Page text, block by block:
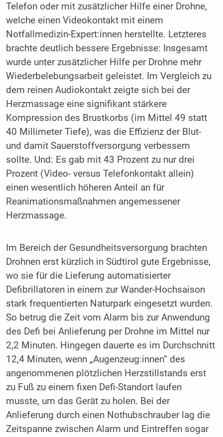
Telefon oder mit zusätzlicher Hilfe einer Drohne,
welche einen Videokontakt mit einem
Notfallmedizin-Expert:innen herstellte. Letzteres
brachte deutlich bessere Ergebnisse: Insgesamt
wurde unter zusätzlicher Hilfe per Drohne mehr
Wiederbelebungsarbeit geleistet. Im Vergleich zu
dem reinen Audiokontakt zeigte sich bei der
Herzmassage eine signifikant stärkere
Kompression des Brustkorbs (im Mittel 49 statt
40 Millimeter Tiefe), was die Effizienz der Blut-
und damit Sauerstoffversorgung verbessern
sollte. Und: Es gab mit 43 Prozent zu nur drei
Prozent (Video- versus Telefonkontakt allein)
einen wesentlich höheren Anteil an für
Reanimationsmaßnahmen angemessener
Herzmassage.
Im Bereich der Gesundheitsversorgung brachten
Drohnen erst kürzlich in Südtirol gute Ergebnisse,
wo sie für die Lieferung automatisierter
Defibrillatoren in einem zur Wander-Hochsaison
stark frequentierten Naturpark eingesetzt wurden.
So betrug die Zeit vom Alarm bis zur Anwendung
des Defi bei Anlieferung per Drohne im Mittel nur
2,2 Minuten. Hingegen dauerte es im Durchschnitt
12,4 Minuten, wenn „Augenzeug:innen“ des
angenommenen plötzlichen Herzstillstands erst
zu Fuß zu einem fixen Defi-Standort laufen
musste, um das Gerät zu holen. Bei der
Anlieferung durch einen Nothubschrauber lag die
Zeitspanne zwischen Alarm und Eintreffen sogar